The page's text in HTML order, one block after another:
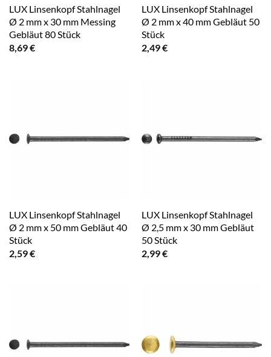
LUX Linsenkopf Stahlnagel
Ø 2 mm x 30 mm Messing
Gebläut 80 Stück
8,69€
LUX Linsenkopf Stahlnagel
Ø 2 mm x 40 mm Gebläut 50
Stück
2,49€
LUX Linsenkopf Stahlnagel
Ø 2 mm x 50 mm Gebläut 40
Stück
2,59€
LUX Linsenkopf Stahlnagel
Ø 2,5 mm x 30 mm Gebläut
50 Stück
2,99€